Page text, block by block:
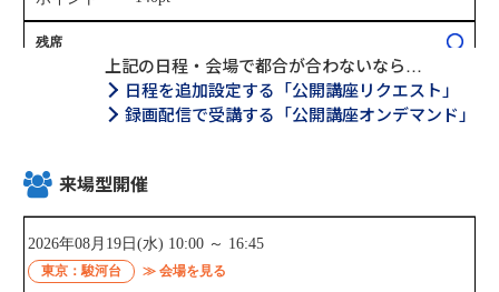
上記の日程・会場で都合が合わないなら…
日程を追加設定する「公開講座リクエスト」
録画配信で受講する「公開講座オンデマンド」
来場型開催